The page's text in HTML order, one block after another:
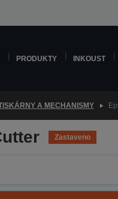
PRODUKTY INKOUST
A MECHANISMY
Zastaveno